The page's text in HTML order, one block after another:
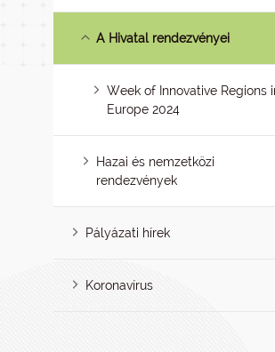
A Hivatal rendezvényei
Week of Innovative Regions
Europe 2024
Hazai és nemzetközi
rendezvények
Pályázati hírek
Koronavírus